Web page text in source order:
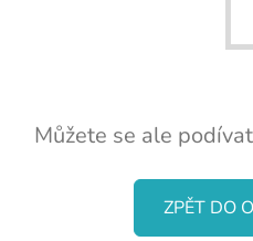
Můžete se ale
ZPĚT DO